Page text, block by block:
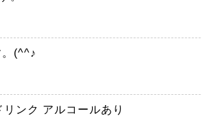
(^^♪
ンク アルコールあり